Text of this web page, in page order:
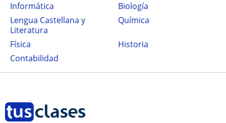
Informática
Biología
Lengua Castellana y
Literatura
Química
Física
Historia
Contabilidad